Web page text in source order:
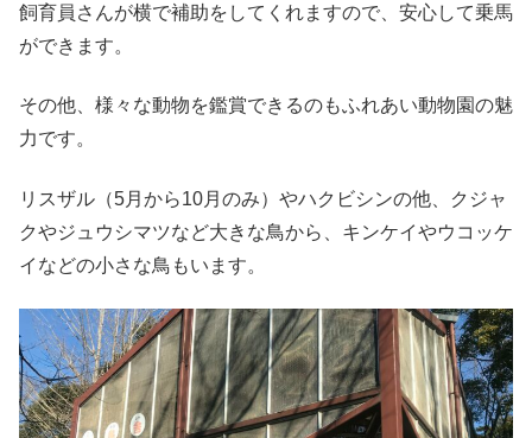
飼育員さんが横で補助をしてくれますので、安心して乗馬
ができます。
その他、様々な動物を鑑賞できるのもふれあい動物園の魅
力です。
リスザル（5月から10月のみ）やハクビシンの他、クジャ
クやジュウシマツなど大きな鳥から、キンケイやウコッケ
イなどの小さな鳥もいます。